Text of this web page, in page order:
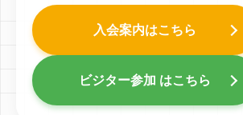
入会案内はこちら
ビジター参加 はこちら